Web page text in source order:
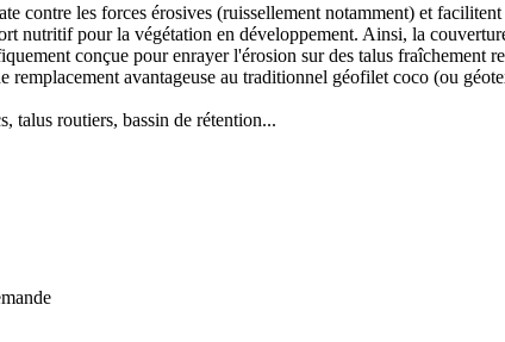
contre les forces érosives (ruissellement notamment) et
nutritif pour la végétation en développement. Ainsi, la
conçue pour enrayer l'érosion sur des talus fraîchement
remplacement avantageuse au traditionnel géofilet coco (ou
talus routiers, bassin de rétention...